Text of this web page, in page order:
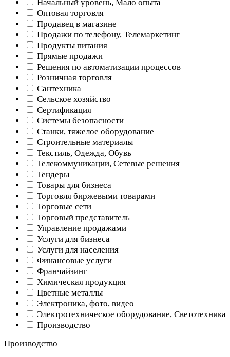
Начальный уровень, Мало опыта
Оптовая торговля
Продавец в магазине
Продажи по телефону, Телемаркетинг
Продукты питания
Прямые продажи
Решения по автоматизации процессов
Розничная торговля
Сантехника
Сельское хозяйство
Сертификация
Системы безопасности
Станки, тяжелое оборудование
Строительные материалы
Текстиль, Одежда, Обувь
Телекоммуникации, Сетевые решения
Тендеры
Товары для бизнеса
Торговля биржевыми товарами
Торговые сети
Торговый представитель
Управление продажами
Услуги для бизнеса
Услуги для населения
Финансовые услуги
Франчайзинг
Химическая продукция
Цветные металлы
Электроника, фото, видео
Электротехническое оборудование, Светотехника
Производство
Производство